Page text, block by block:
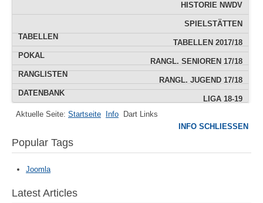
FTS DATENBANK
FTS RANGLISTE
HISTORIE NWDV
SPIELSTÄTTEN
TABELLEN 2017/18
RANGL. SENIOREN 17/18
RANGL. JUGEND 17/18
LIGA 18-19
TERMINE
TABELLEN
POKAL
RANGLISTEN
DATENBANK
Aktuelle Seite: Startseite Info Dart Links
Popular Tags
Joomla
Latest Articles
INFO SCHLIESSEN